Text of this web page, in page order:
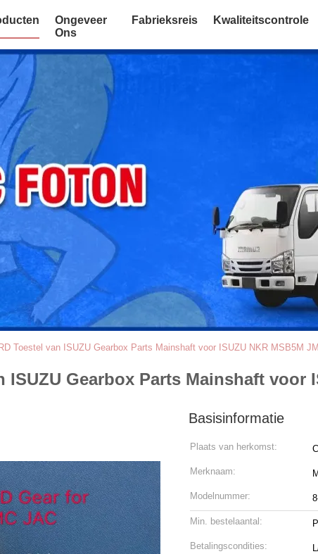
Ongeveer
Ons
Fabrieksreis Kwaliteitscontrole
Toestel van ISUZU Gearbox Parts Mainshaft voor ISUZU NKR MSB5M
ISUZU Gearbox Parts Mainshaft voor
Basisinformatie
Plaats van herkomst:
Merknaam:
Modelnummer:
Min. bestelaantal:
Betalingscondities: